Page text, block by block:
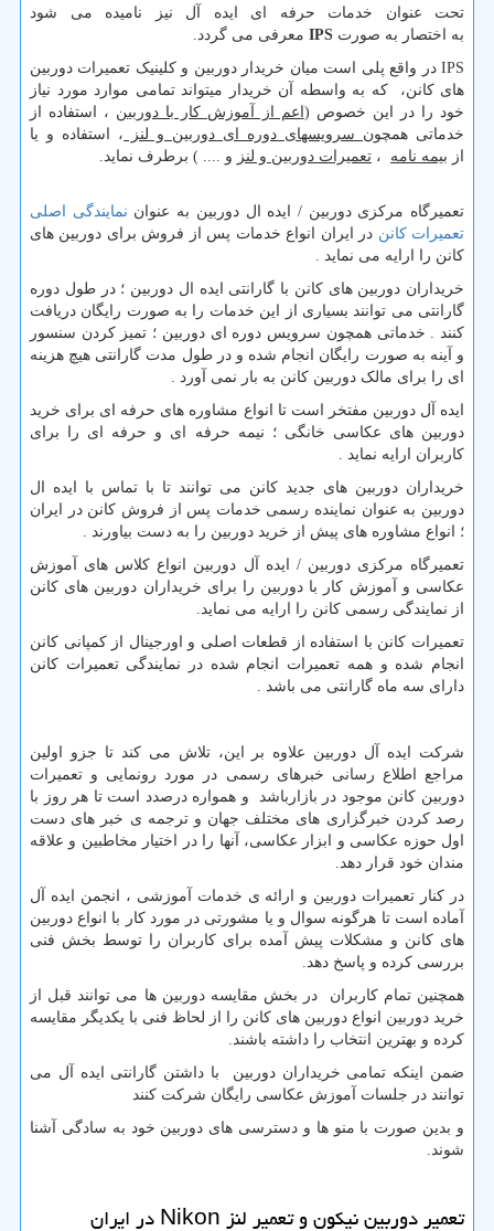
تحت عنوان خدمات حرفه ای ایده آل نیز نامیده می شود
به اختصار به صورت IPS معرفی می گردد.
IPS در واقع پلی است میان خریدار دوربین و کلینیک تعمیرات دوربین
های کانن، که به واسطه آن خریدار میتواند تمامی موارد مورد نیاز
خود را در این خصوص (اعم از آموزش کار با دوربین ، استفاده از
خدماتی همچون سرویسهای دوره ای دوربین و لنز ، استفاده و یا
از بیمه نامه ، تعمیرات دوربین و لنز و .... ) برطرف نماید.
تعمیرگاه مرکزی دوربین / ایده ال دوربین به عنوان نمایندگی اصلی
تعمیرات کانن در ایران انواع خدمات پس از فروش برای دوربین های
کانن را ارایه می نماید .
خریداران دوربین های کانن با گارانتی ایده ال دوربین ؛ در طول دوره
گارانتی می توانند بسیاری از این خدمات را به صورت رایگان دریافت
کنند . خدماتی همچون سرویس دوره ای دوربین ؛ تمیز کردن سنسور
و آینه به صورت رایگان انجام شده و در طول مدت گارانتی هیچ هزینه
ای را برای مالک دوربین کانن به بار نمی آورد .
ایده آل دوربین مفتخر است تا انواع مشاوره های حرفه ای برای خرید
دوربین های عکاسی خانگی ؛ نیمه حرفه ای و حرفه ای را برای
کاربران ارایه نماید .
خریداران دوربین های جدید کانن می توانند تا با تماس با ایده ال
دوربین به عنوان نماینده رسمی خدمات پس از فروش کانن در ایران
؛ انواع مشاوره های پیش از خرید دوربین را به دست بیاورند .
تعمیرگاه مرکزی دوربین / ایده آل دوربین انواع کلاس های آموزش
عکاسی و آموزش کار با دوربین را برای خریداران دوربین های کانن
از نمایندگی رسمی کانن را ارایه می نماید.
تعمیرات کانن با استفاده از قطعات اصلی و اورجینال از کمپانی کانن
انجام شده و همه تعمیرات انجام شده در نمایندگی تعمیرات کانن
دارای سه ماه گارانتی می باشد .
شرکت ایده آل دوربین علاوه بر این، تلاش می کند تا جزو اولین
مراجع اطلاع رسانی خبرهای رسمی در مورد رونمایی و تعمیرات
دوربین کانن موجود در بازارباشد و همواره درصدد است تا هر روز با
رصد کردن خبرگزاری های مختلف جهان و ترجمه ی خبر های دست
اول حوزه عکاسی و ابزار عکاسی، آنها را در اختیار مخاطبین و علاقه
مندان خود قرار دهد.
در کنار تعمیرات دوربین و ارائه ی خدمات آموزشی ، انجمن ایده آل
آماده است تا هرگونه سوال و یا مشورتی در مورد کار با انواع دوربین
های کانن و مشکلات پیش آمده برای کاربران را توسط بخش فنی
بررسی کرده و پاسخ دهد.
همچنین تمام کاربران در بخش مقایسه دوربین ها می توانند قبل از
خرید دوربین انواع دوربین های کانن را از لحاظ فنی با یکدیگر مقایسه
کرده و بهترین انتخاب را داشته باشند.
ضمن اینکه تمامی خریداران دوربین با داشتن گارانتی ایده آل می
توانند در جلسات آموزش عکاسی رایگان شرکت کنند
و بدین صورت با منو ها و دسترسی های دوربین خود به سادگی آشنا
شوند.
تعمیر دوربين نیکون و تعمیر لنز Nikon در ایران